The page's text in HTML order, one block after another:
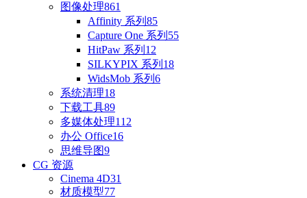
图像处理861
Affinity 系列 85
Capture One 系列 55
HitPaw 系列 12
SILKYPIX 系列 18
WidsMob 系列 6
系统清理18
下载工具89
多媒体处理112
办公 Office16
思维导图9
CG 资源
Cinema 4D31
材质模型77